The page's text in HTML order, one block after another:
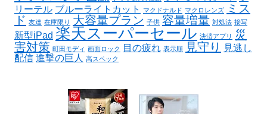
リーテル ブルーライトカット マクドナルド マクロレンズ
ミス
ド 友達 在庫限り 大容量プラン 子供 容量増量 対処法 接写
新型iPad 楽天スーパーセール 決済アプリ
災
害対策 町田モディ 画面ロック 目の疲れ 表示順 見守り
見逃し
配信 進撃の巨人 高スペック